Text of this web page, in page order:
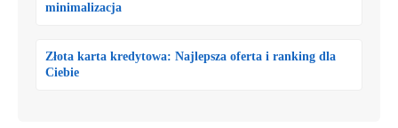
minimalizacja
Złota karta kredytowa: Najlepsza oferta i ranking dla
Ciebie